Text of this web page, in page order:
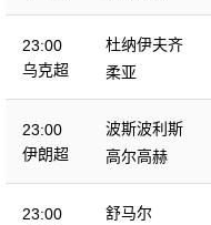
23:00
乌克超
杜纳伊夫齐
柔亚
23:00
伊朗超
波斯波利斯
高尔高赫
23:00
舒马尔